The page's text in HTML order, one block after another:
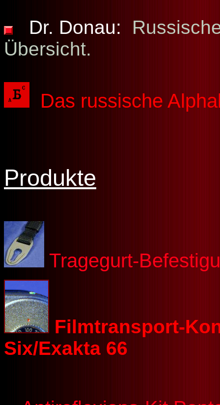
Dr. Donau:
Übersicht.
Das russische
Produkte
Tragegurt-
Filmtransport-
Six/Exakta 66